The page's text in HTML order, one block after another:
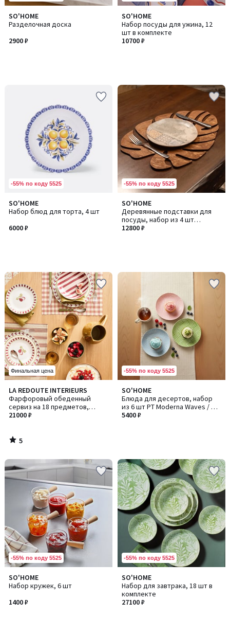
SO'HOME
Разделочная доска
2900 ₽
SO'HOME
Набор посуды для ужина, 12
шт в комплекте
10700 ₽
-55% по коду 5525
SO'HOME
Набор блюд для торта, 4 шт
6000 ₽
-55% по коду 5525
SO'HOME
Деревянные подставки для
посуды, набор из 4 шт
Monstera / Монстера
12800 ₽
Финальная цена
LA REDOUTE INTERIEURS
Фарфоровый обеденный
сервиз на 18 предметов,
FIGUERA/ФИГУЕРА
21000 ₽
5
/
5
5
/
-55% по коду 5525
SO'HOME
Блюда для десертов, набор
из 6 шт PT Moderna Waves / ПT
Модерна Вейвс
5400 ₽
-55% по коду 5525
SO'HOME
Набор кружек, 6 шт
1400 ₽
-55% по коду 5525
SO'HOME
Набор для завтрака, 18 шт в
комплекте
27100 ₽